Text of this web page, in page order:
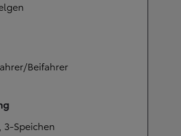
Beifahrer
3-Speichen